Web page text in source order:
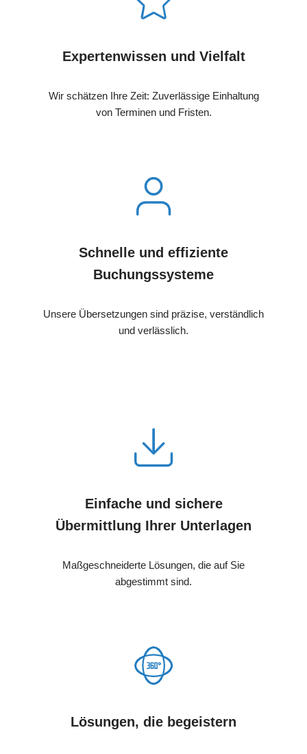
Expertenwissen und Vielfalt
Wir schätzen Ihre Zeit: Zuverlässige Einhaltung
von Terminen und Fristen.
Schnelle und effiziente
Buchungssysteme
Unsere Übersetzungen sind präzise, verständlich
und verlässlich.
Einfache und sichere
Übermittlung Ihrer Unterlagen
Maßgeschneiderte Lösungen, die auf Sie
abgestimmt sind.
Lösungen, die begeistern